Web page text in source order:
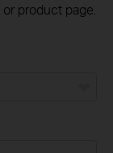
product page.